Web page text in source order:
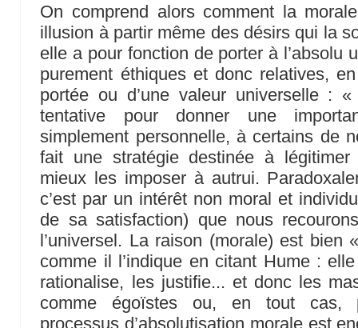
On comprend alors comment la
illusion à partir même des désirs qui la
elle a pour fonction de porter à l’absolu
purement éthiques et donc relatives, en
portée ou d’une valeur universelle :
tentative pour donner une
simplement personnelle, à certains de
fait une stratégie destinée à
mieux les imposer à autrui.
c’est par un intérêt non moral et
de sa satisfaction) que nous
l’universel. La raison (morale) est bien
comme il l’indique en citant Hume :
rationalise, les justifie... et donc les
comme égoïstes ou, en tout cas,
processus d’absolutisation morale est